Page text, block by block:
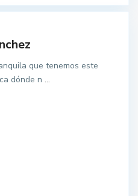
que tenemos este
dónde n ...